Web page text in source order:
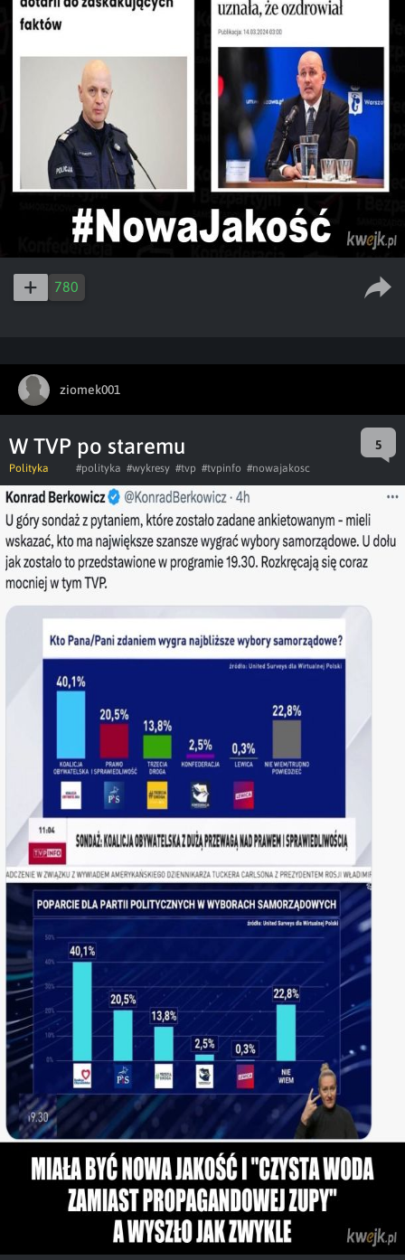
780
ziomek001
W TVP po staremu 5
Polityka #polityka #wykresy #tvp #tvpinfo #nowajakosc